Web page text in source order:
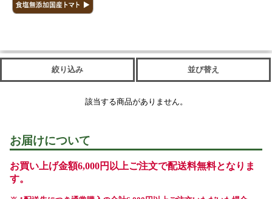
絞り込み 並び替え
該当する商品がありません。